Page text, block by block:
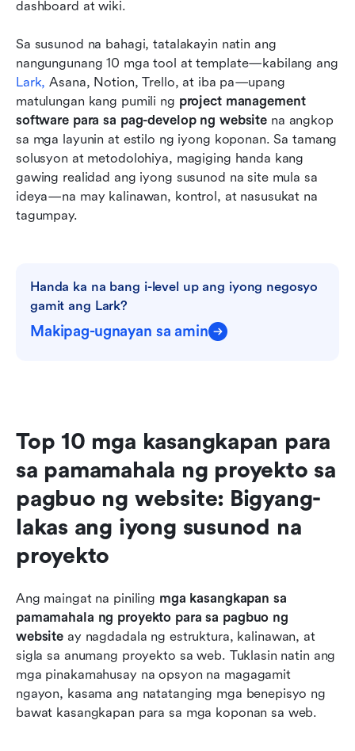
dashboard at wiki.
Sa susunod na bahagi, tatalakayin natin ang
Lark, Asana, Notion, Trello, at iba pa—upang
matulungan kang pumili ng project management
software para sa pag-develop ng website na angkop
sa mga layunin at estilo ng iyong koponan. Sa tamang
solusyon at metodolohiya, magiging handa kang
gawing realidad ang iyong susunod na site mula sa
ideya—na may kalinawan, kontrol, at nasusukat na
tagumpay.
Handa ka na bang i-level up ang iyong negosyo
gamit ang Lark?
Makipag-ugnayan sa amin
Top 10 mga kasangkapan para
sa pamamahala ng proyekto sa
pagbuo ng website: Bigyang-
lakas ang iyong susunod na
proyekto
Ang maingat na piniling mga kasangkapan sa
pamamahala ng proyekto para sa pagbuo ng
website ay nagdadala ng estruktura, kalinawan, at
sigla sa anumang proyekto sa web. Tuklasin natin ang
mga pinakamahusay na opsyon na magagamit
ngayon, kasama ang natatanging mga benepisyo ng
bawat kasangkapan para sa mga koponan sa web.